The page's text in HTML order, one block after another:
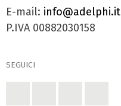
E-mail: info@adelphi.it
P.IVA 00882030158
SEGUICI